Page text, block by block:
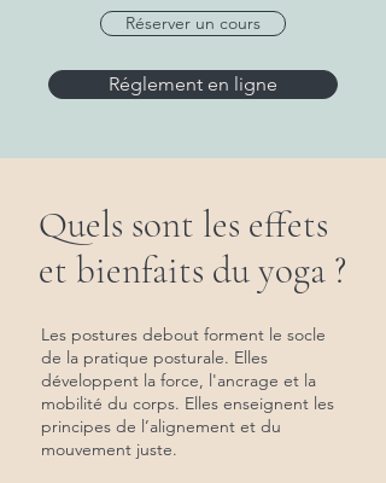
Réserver un cours
Réglement en ligne
Quels sont les effets
et bienfaits du yoga ?
Les postures debout forment le socle
de la pratique posturale. Elles
développent la force, l'ancrage et la
mobilité du corps. Elles enseignent les
principes de l’alignement et du
mouvement juste.